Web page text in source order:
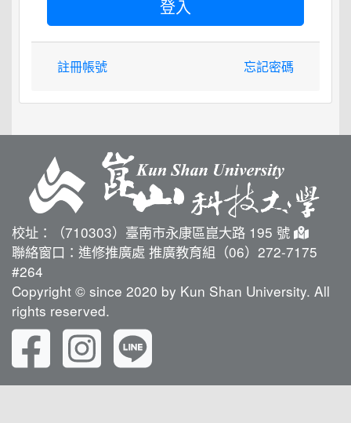
註冊帳號 忘記密碼
校址：（710303）臺南市永康區崑大路 195 號
聯絡窗口：進修推廣處 推廣教育組（06）272-7175
#264
Copyright © since 2020 by Kun Shan University. All
rights reserved.